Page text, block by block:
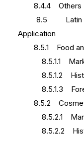
8.4.4 Others
8.5 Latin
Application
8.5.1 Food
8.5.1.1
8.5.1.2
8.5.1.3
8.5.2
8.5.2.1
8.5.2.2